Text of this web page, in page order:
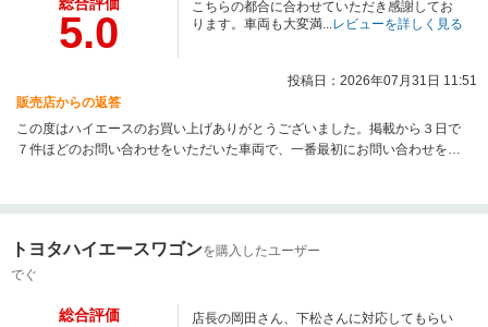
5.0
こちらの都合に合わせていただき感謝してお
ります。車両も大変満...レビューを詳しく見る
投稿日：2026年07月31日 11:51
販売店からの返答
この度はハイエースのお買い上げありがとうございました。掲載から３日で
７件ほどのお問い合わせをいただいた車両で、一番最初にお問い合わせをい
とすぐに売れてしまいますよね・・・遠方からでしたが現車をご覧になるこ
いう事だと思います。ハイエースに関しましてお困りごとがございましたら
いつでもご連絡ください。よろしくお願いします。
トヨタハイエースワゴンを購入したユーザー
でぐ
総合評価
店長の岡田さん、下松さんに対応してもらい